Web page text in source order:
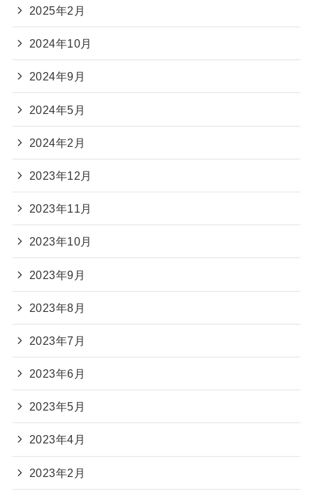
2025年2月
2024年10月
2024年9月
2024年5月
2024年2月
2023年12月
2023年11月
2023年10月
2023年9月
2023年8月
2023年7月
2023年6月
2023年5月
2023年4月
2023年2月